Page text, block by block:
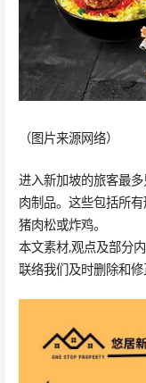
（图片来源网络）
进入新加坡的旅客最
肉制品。这些包括所
猪肉松或炸鸡。
本文素材,观点及部分
联络我们及时删除和修